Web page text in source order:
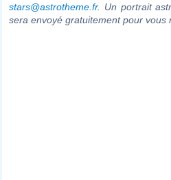
stars@astrotheme.fr. Un portrait
sera envoyé gratuitement pour vous